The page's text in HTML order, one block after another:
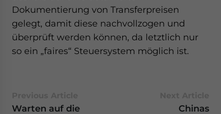
Dokumentierung von Transferpreisen
gelegt, damit diese nachvollzogen und
überprüft werden können, da letztlich nur
so ein „faires“ Steuersystem möglich ist.
Warten auf die
Chinas